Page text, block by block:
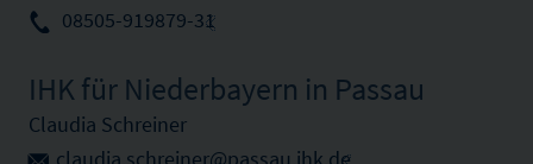
08505-919879-31
IHK für Niederbayern in Passau
Claudia Schreiner